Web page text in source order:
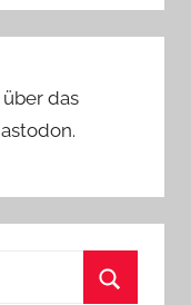
das